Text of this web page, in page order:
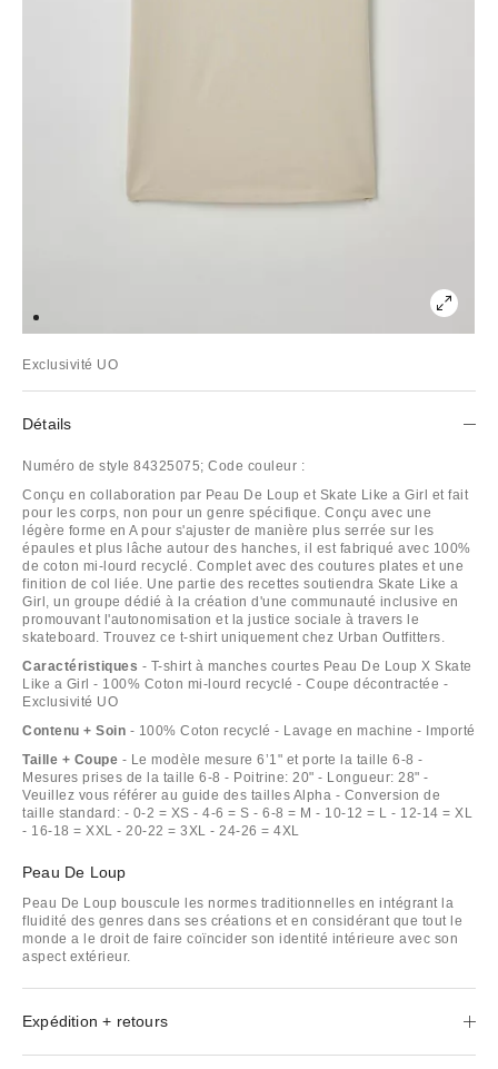
Exclusivité UO
Détails
Numéro de style 84325075; Code couleur :
Conçu en collaboration par Peau De Loup et Skate Like a Girl et fait
pour les corps, non pour un genre spécifique. Conçu avec une
légère forme en A pour s'ajuster de manière plus serrée sur les
épaules et plus lâche autour des hanches, il est fabriqué avec 100%
de coton mi-lourd recyclé. Complet avec des coutures plates et une
finition de col liée. Une partie des recettes soutiendra Skate Like a
Girl, un groupe dédié à la création d'une communauté inclusive en
promouvant l'autonomisation et la justice sociale à travers le
skateboard. Trouvez ce t-shirt uniquement chez Urban Outfitters.
Caractéristiques - T-shirt à manches courtes Peau De Loup X Skate
Like a Girl - 100% Coton mi-lourd recyclé - Coupe décontractée -
Exclusivité UO
Contenu + Soin - 100% Coton recyclé - Lavage en machine - Importé
Taille + Coupe - Le modèle mesure 6’1" et porte la taille 6-8 -
Mesures prises de la taille 6-8 - Poitrine: 20" - Longueur: 28" -
Veuillez vous référer au guide des tailles Alpha - Conversion de
taille standard: - 0-2 = XS - 4-6 = S - 6-8 = M - 10-12 = L - 12-14 = XL
- 16-18 = XXL - 20-22 = 3XL - 24-26 = 4XL
Peau De Loup
Peau De Loup bouscule les normes traditionnelles en intégrant la
fluidité des genres dans ses créations et en considérant que tout le
monde a le droit de faire coïncider son identité intérieure avec son
aspect extérieur.
Expédition + retours